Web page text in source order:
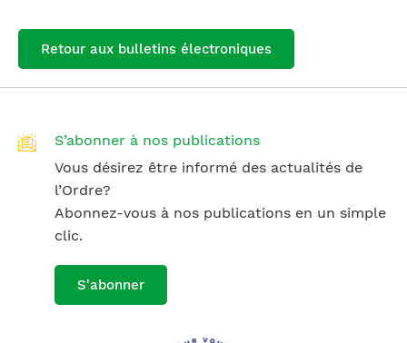
Retour aux bulletins électroniques
S’abonner à nos publications
Vous désirez être informé des actualités de
l’Ordre?
Abonnez-vous à nos publications en un simple
clic.
S'abonner